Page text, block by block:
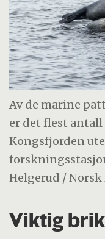
Av de marine
er det flest antall
Kongsfjorden
Helgerud /
Viktig